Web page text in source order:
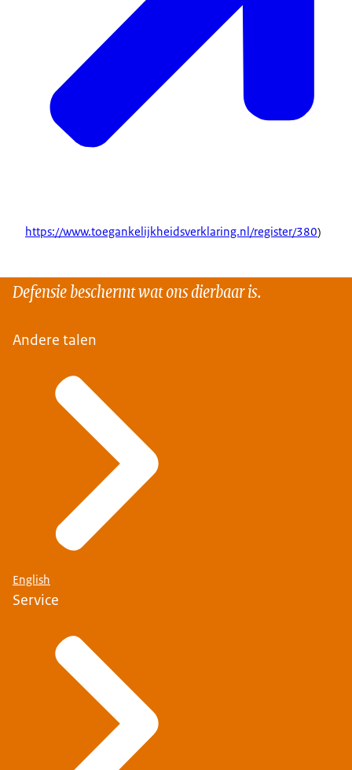
https://www.toegankelijkheidsverklaring.nl/register/380)
Defensie beschermt wat ons dierbaar is.
Andere talen
English
Service